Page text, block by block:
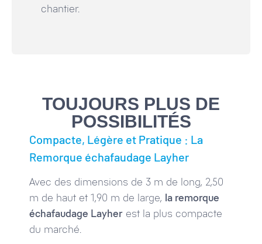
chantier.
TOUJOURS PLUS DE
POSSIBILITÉS
Compacte, Légère et Pratique : La
Remorque échafaudage Layher
Avec des dimensions de 3 m de long, 2,50
m de haut et 1,90 m de large, la remorque
échafaudage Layher est la plus compacte
du marché.